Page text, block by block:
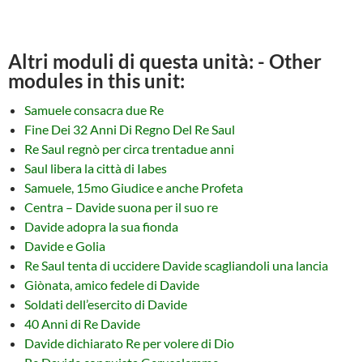
Altri moduli di questa unità: - Other
modules in this unit:
Samuele consacra due Re
Fine Dei 32 Anni Di Regno Del Re Saul
Re Saul regnò per circa trentadue anni
Saul libera la città di Iabes
Samuele, 15mo Giudice e anche Profeta
Centra – Davide suona per il suo re
Davide adopra la sua fionda
Davide e Golia
Re Saul tenta di uccidere Davide scagliandoli una lancia
Giònata, amico fedele di Davide
Soldati dell’esercito di Davide
40 Anni di Re Davide
Davide dichiarato Re per volere di Dio